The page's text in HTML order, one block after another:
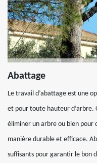
Abattage
Le travail d’abattage est une
et pour toute hauteur d’arbre.
éliminer un arbre ou bien pour
manière durable et efficace.
suffisants pour garantir le bon